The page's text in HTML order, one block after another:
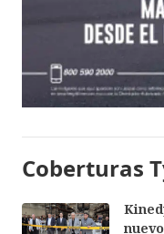
Coberturas